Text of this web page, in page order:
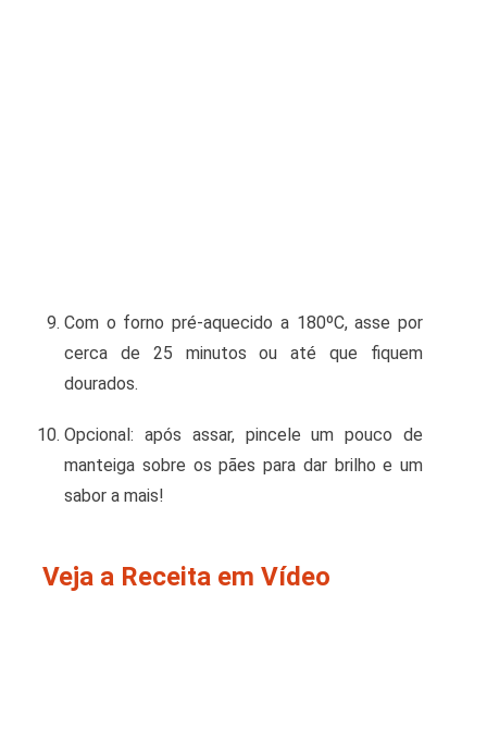
Com o forno pré-aquecido a 180ºC, asse por
cerca de 25 minutos ou até que fiquem
dourados.
Opcional: após assar, pincele um pouco de
manteiga sobre os pães para dar brilho e um
sabor a mais!
Veja a Receita em Vídeo